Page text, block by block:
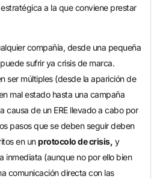
a la que conviene prestar
compañía, desde una pequeña
sufrir ya crisis de marca.
ser múltiples (desde la aparición de
mal estado hasta una campaña
causa de un ERE llevado a cabo por
pasos que se deben seguir deben
en unprotocolo de crisis, y
inmediata (aunque no por ello bien
comunicación directa con las